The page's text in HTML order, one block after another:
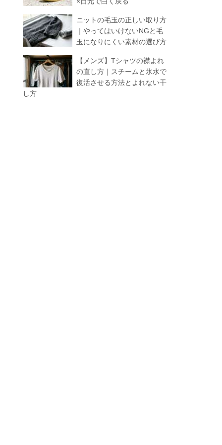
ニットの毛玉の正しい取り方
｜やってはいけないNGと毛
玉になりにくい素材の選び方
【メンズ】Tシャツの襟よれ
の直し方｜スチームと氷水で
復活させる方法とよれない干
し方